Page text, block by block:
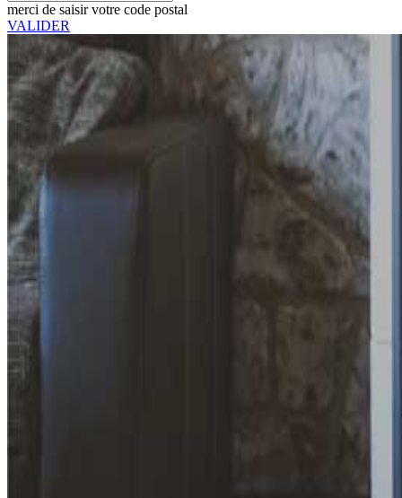
merci de saisir votre code postal
VALIDER